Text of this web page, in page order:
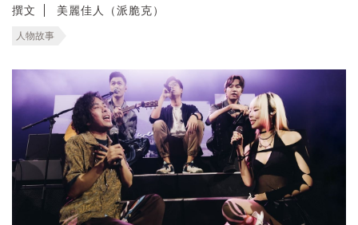
撰文 美麗佳人（派脆克）
人物故事